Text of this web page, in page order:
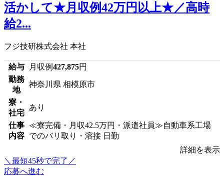
活かして★月収例42万円以上★／高時
給2...
フジ技研株式会社 本社
給与 月収例427,875円
勤務
地
神奈川県 相模原市
寮・
社宅
あり
仕事
内容
≪寮完備・月収42.5万円・派遣社員≫自動車系工場
でのバリ取り・溶接 日勤
詳細を表示
＼最短45秒で完了／
応募へ進む